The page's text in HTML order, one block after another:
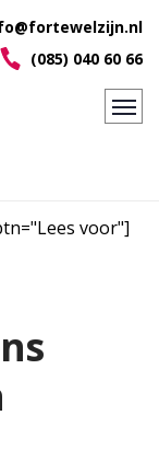
(085) 040 60 66
voor"]